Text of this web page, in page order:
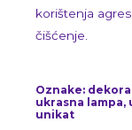
korištenja
čišćenje.
Oznake:
ukrasna
unikat